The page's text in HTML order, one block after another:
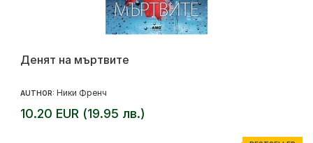
Денят на мъртвите
AUTHOR: Ники Френч
10.20 EUR (19.95 лв.)